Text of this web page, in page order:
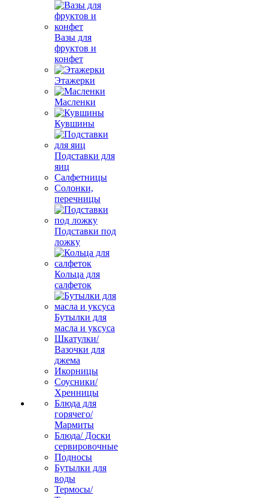
Вазы для
фруктов и
конфет
Этажерки
Масленки
Кувшины
Подставки для
яиц
Салфетницы
Солонки,
перечницы
Подставки под
ложку
Кольца для
салфеток
Бутылки для
масла и уксуса
Шкатулки/
Вазочки для
джема
Икорницы
Соусники/
Хренницы
Блюда для
горячего/
Мармиты
Блюда/ Доски
сервировочные
Подносы
Бутылки для
воды
Термосы/